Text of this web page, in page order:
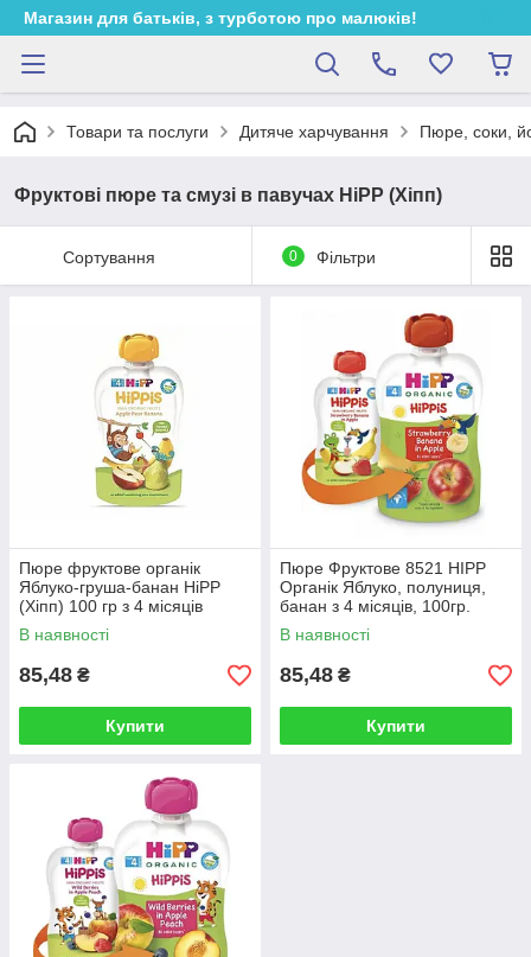
Магазин для батьків, з турботою про малюків!
Товари та послуги Дитяче харчування Пюре, соки,
Фруктові пюре та смузі в павучах HiPP (Хіпп)
Сортування 0 Фільтри
Пюре фруктове органік
Яблуко-груша-банан HiPP
(Хіпп) 100 гр з 4 місяців
В наявності
85,48 ₴
Купити
Пюре Фруктове 8521 HIPP
Органік Яблуко, полуниця,
банан з 4 місяців, 100гр.
(Хіпп)
В наявності
85,48 ₴
Купити